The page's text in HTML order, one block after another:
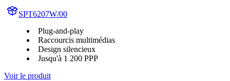
SPT6207W/00
Plug-and-play
Raccourcis multimédias
Design silencieux
Jusqu'à 1 200 PPP
Voir le produit